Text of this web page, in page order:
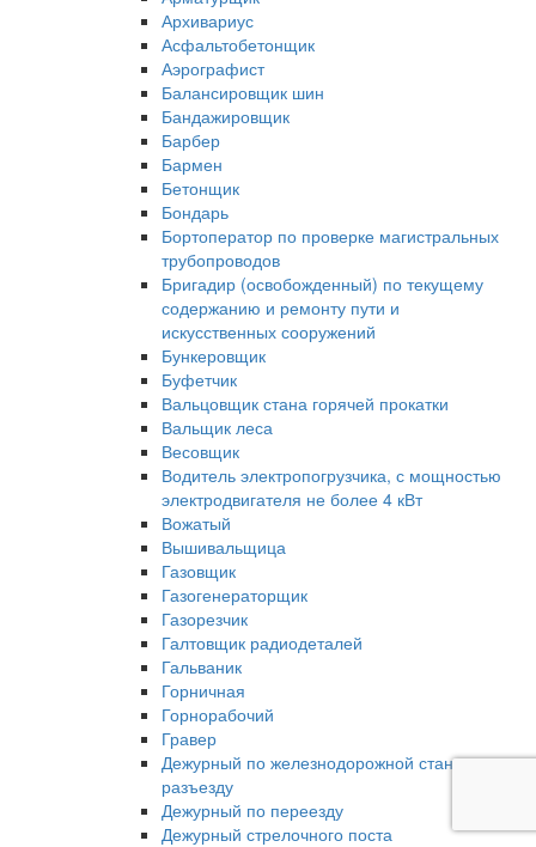
Архивариус
Асфальтобетонщик
Аэрографист
Балансировщик шин
Бандажировщик
Барбер
Бармен
Бетонщик
Бондарь
Бортоператор по проверке магистральных
трубопроводов
Бригадир (освобожденный) по текущему
содержанию и ремонту пути и
искусственных сооружений
Бункеровщик
Буфетчик
Вальцовщик стана горячей прокатки
Вальщик леса
Весовщик
Водитель электропогрузчика, с мощностью
электродвигателя не более 4 кВт
Вожатый
Вышивальщица
Газовщик
Газогенераторщик
Газорезчик
Галтовщик радиодеталей
Гальваник
Горничная
Горнорабочий
Гравер
Дежурный по железнодорожной станции,
разъезду
Дежурный по переезду
Дежурный стрелочного поста